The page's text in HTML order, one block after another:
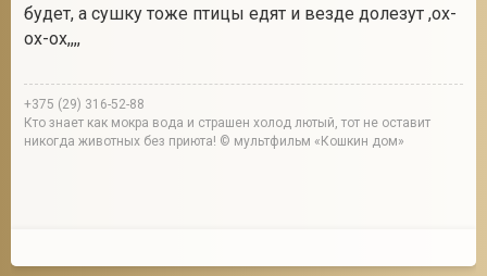
будет, а сушку тоже птицы едят и везде долезут ,ох-
ох-ох,,,,
+375 (29) 316-52-88
Кто знает как мокра вода и страшен холод лютый, тот не оставит
никогда животных без приюта! © мультфильм «Кошкин дом»